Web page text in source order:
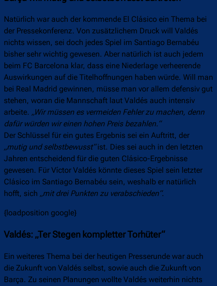
Natürlich war auch der kommende El Clásico ein Thema bei
der Pressekonferenz. Von zusätzlichem Druck will Valdés
nichts wissen, sei doch jedes Spiel im Santiago Bernabéu
bisher sehr wichtig gewesen. Aber natürlich ist auch jedem
beim FC Barcelona klar, dass eine Niederlage verheerende
Auswirkungen auf die Titelhoffnungen haben würde. Will man
bei Real Madrid gewinnen, müsse man vor allem defensiv gut
stehen, woran die Mannschaft laut Valdés auch intensiv
arbeite. „Wir müssen es vermeiden Fehler zu machen, denn
dafür würden wir einen hohen Preis bezahlen.“
Der Schlüssel für ein gutes Ergebnis sei ein Auftritt, der
„mutig und selbstbewusst“ist. Dies sei auch in den letzten
Jahren entscheidend für die guten Clásico-Ergebnisse
gewesen. Für Víctor Valdés könnte dieses Spiel sein letzter
Clásico im Santiago Bernabéu sein, weshalb er natürlich
hofft, sich „mit drei Punkten zu verabschieden“.
{loadposition google}
Valdés: „Ter Stegen kompletter Torhüter“
Ein weiteres Thema bei der heutigen Presserunde war auch
die Zukunft von Valdés selbst, sowie auch die Zukunft von
Barça. Zu seinen Planungen wollte Valdés weiterhin nichts